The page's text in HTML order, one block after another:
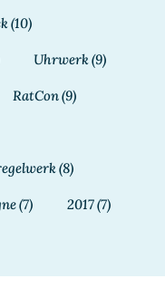
(10)
Uhrwerk(9)
RatCon(9)
(8)
(7) 2017(7)